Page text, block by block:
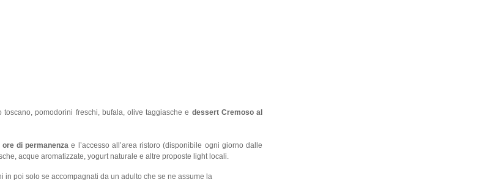
toscano, pomodorini freschi, bufala, olive taggiasche e dessert Cremoso al
di permanenza e l’accesso all’area ristoro (disponibile ogni giorno dalle
acque aromatizzate, yogurt naturale e altre proposte light locali.
in poi solo se accompagnati da un adulto che se ne assume la